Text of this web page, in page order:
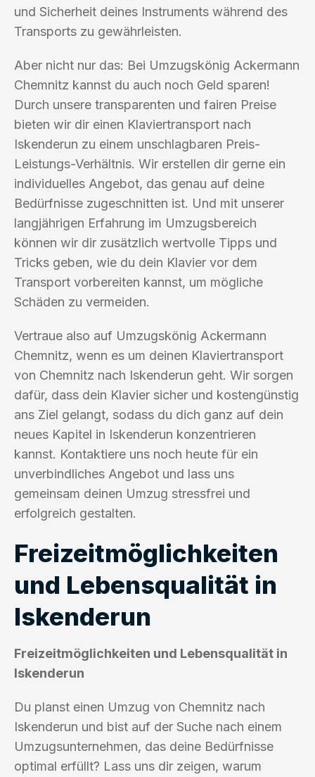
und Sicherheit deines Instruments während des
Transports zu gewährleisten.
Aber nicht nur das: Bei Umzugskönig Ackermann
Chemnitz kannst du auch noch Geld sparen!
Durch unsere transparenten und fairen Preise
bieten wir dir einen Klaviertransport nach
Iskenderun zu einem unschlagbaren Preis-
Leistungs-Verhältnis. Wir erstellen dir gerne ein
individuelles Angebot, das genau auf deine
Bedürfnisse zugeschnitten ist. Und mit unserer
langjährigen Erfahrung im Umzugsbereich
können wir dir zusätzlich wertvolle Tipps und
Tricks geben, wie du dein Klavier vor dem
Transport vorbereiten kannst, um mögliche
Schäden zu vermeiden.
Vertraue also auf Umzugskönig Ackermann
Chemnitz, wenn es um deinen Klaviertransport
von Chemnitz nach Iskenderun geht. Wir sorgen
dafür, dass dein Klavier sicher und kostengünstig
ans Ziel gelangt, sodass du dich ganz auf dein
neues Kapitel in Iskenderun konzentrieren
kannst. Kontaktiere uns noch heute für ein
unverbindliches Angebot und lass uns
gemeinsam deinen Umzug stressfrei und
erfolgreich gestalten.
Freizeitmöglichkeiten
und Lebensqualität in
Iskenderun
Freizeitmöglichkeiten und Lebensqualität in
Iskenderun
Du planst einen Umzug von Chemnitz nach
Iskenderun und bist auf der Suche nach einem
Umzugsunternehmen, das deine Bedürfnisse
optimal erfüllt? Lass uns dir zeigen, warum